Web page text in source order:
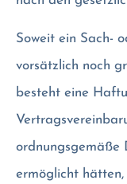
Soweit ein Sach-
vorsätzlich noch
besteht eine
ordnungsgemäße
ermöglicht